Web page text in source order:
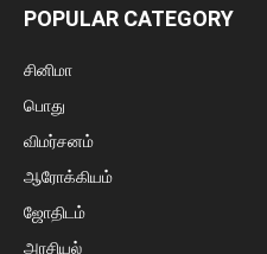
POPULAR CATEGORY
சினிமா
பொது
விமர்சனம்
ஆரோக்கியம்
ஜோதிடம்
அரசியல்